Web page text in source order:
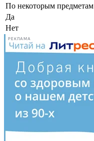
По некоторым предметам
Да
Нет
РЕКЛАМА